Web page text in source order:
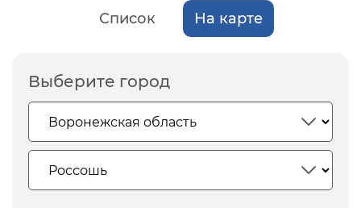
Список На карте
Выберите город